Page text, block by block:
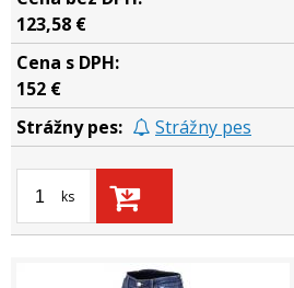
123,58 €
152 €
Strážny pes
ks